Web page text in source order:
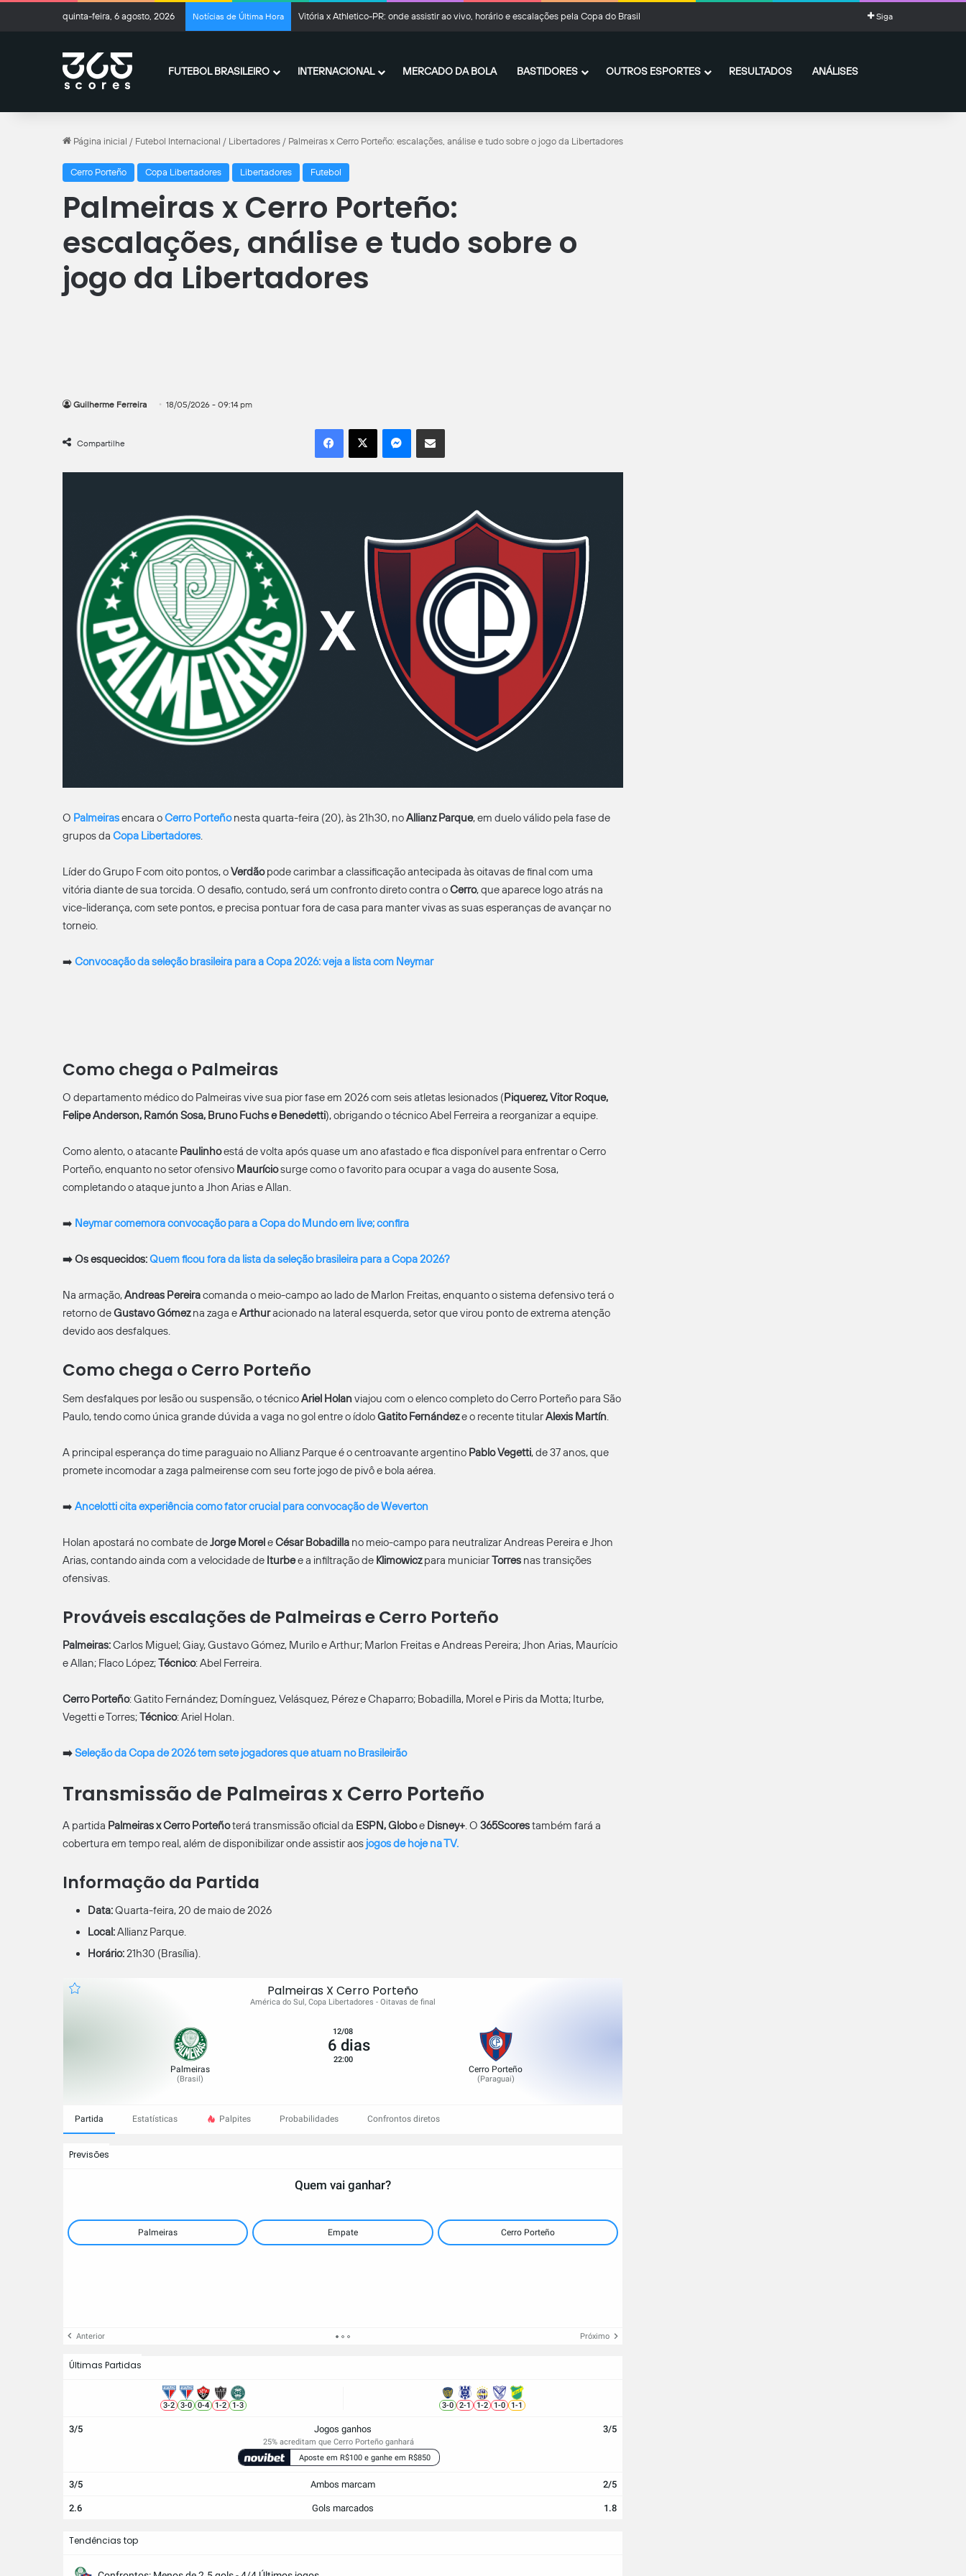
quinta-feira, 6 agosto, 2026 Notícias de Última Hora Vitória x Athletico-PR: onde assistir ao vivo, horário e escalações pela Copa do Brasil Siga
FUTEBOL BRASILEIRO INTERNACIONAL MERCADO DA BOLA BASTIDORES OUTROS ESPORTES RESULTADOS ANÁLISES
Página inicial / Futebol Internacional / Libertadores / Palmeiras x Cerro Porteño: escalações, análise e tudo sobre o jogo da Libertadores
Cerro Porteño Copa Libertadores Libertadores Futebol
Palmeiras x Cerro Porteño:
escalações, análise e tudo sobre o
jogo da Libertadores
Guilherme Ferreira 18/05/2026 - 09:14 pm
Compartilhe
Facebook
X MessengerCompartilhar por e-mail
O Palmeirasencara oCerro Porteño nesta quarta-feira (20), às 21h30, noAllianz Parque, em duelo válido pela fase de
grupos da Copa Libertadores.
Líder do Grupo F com oito pontos, oVerdãopode carimbar a classificação antecipada às oitavas de final com uma
vitória diante de sua torcida. O desafio, contudo, será um confronto direto contra oCerro, que aparece logo atrás na
vice-liderança, com sete pontos, e precisa pontuar fora de casa para manter vivas as suas esperanças de avançar no
torneio.
➡️ Convocação da seleção brasileira para a Copa 2026: veja a lista com Neymar
Como chega o Palmeiras
O departamento médico do Palmeiras vive sua pior fase em 2026 com seis atletas lesionados (Piquerez, Vitor Roque,
Felipe Anderson, Ramón Sosa, Bruno Fuchs e Benedetti), obrigando o técnico Abel Ferreira a reorganizar a equipe.
Como alento, o atacante Paulinhoestá de volta após quase um ano afastado e fica disponível para enfrentar o Cerro
Porteño, enquanto no setor ofensivo Mauríciosurge como o favorito para ocupar a vaga do ausente Sosa,
completando o ataque junto a Jhon Arias e Allan.
➡️ Neymar comemora convocação para a Copa do Mundo em live; confira
➡️Os esquecidos:Quem ficou fora da lista da seleção brasileira para a Copa 2026?
Na armação,Andreas Pereiracomanda o meio-campo ao lado de Marlon Freitas, enquanto o sistema defensivo terá o
retorno deGustavo Gómezna zaga eArthuracionado na lateral esquerda, setor que virou ponto de extrema atenção
devido aos desfalques.
Como chega o Cerro Porteño
Sem desfalques por lesão ou suspensão, o técnicoAriel Holanviajou com o elenco completo do Cerro Porteño para São
Paulo, tendo como única grande dúvida a vaga no gol entre o ídoloGatito Fernándeze o recente titularAlexis Martín.
A principal esperança do time paraguaio no Allianz Parque é o centroavante argentino PabloVegetti, de 37 anos, que
promete incomodar a zaga palmeirense com seu forte jogo de pivô e bola aérea.
➡️ Ancelotti cita experiência como fator crucial para convocação de Weverton
Holan apostará no combate deJorge MoreleCésar Bobadilla no meio-campo para neutralizar Andreas Pereira e Jhon
Arias, contando ainda com a velocidade de Iturbee a infiltração de Klimowiczpara municiarTorres nas transições
ofensivas.
Prováveis escalações de Palmeiras e Cerro Porteño
Palmeiras:Carlos Miguel; Giay, Gustavo Gómez, Murilo e Arthur; Marlon Freitas e Andreas Pereira; Jhon Arias, Maurício
e Allan; Flaco López;Técnico: Abel Ferreira.
Cerro Porteño: Gatito Fernández; Domínguez, Velásquez, Pérez e Chaparro; Bobadilla, Morel e Piris da Motta; Iturbe,
Vegetti e Torres;Técnico: Ariel Holan.
➡️Seleção da Copa de 2026 tem sete jogadores que atuam no Brasileirão
Transmissão de Palmeiras x Cerro Porteño
A partida Palmeiras x Cerro Porteñoterá transmissão oficial da ESPN, Globoe Disney+. O 365Scorestambém fará a
cobertura em tempo real, além de disponibilizar onde assistir aos jogos de hoje na TV.
Informação da Partida
Data:Quarta-feira, 20 de maio de 2026
Local:Allianz Parque.
Horário:21h30 (Brasília).
Palmeiras X Cerro Porteño
América do Sul, Copa Libertadores - Oitavas de final
Palmeiras
(Brasil )
12/08
6 dias
22:00
Cerro Porteño
(Paraguai)
Partida Estatísticas Palpites Probabilidades Confrontos diretos
Previsões
Quem vai ganhar?
Palmeiras Empate Cerro Porteño
Anterior Próximo
Últimas Partidas
3-2 3-0 0-4 1-2 1-3 3-0 2-1 1-2 1-0 1-1
3/5 Jogos ganhos 3/5
25% acreditam que Cerro Porteño ganhará
Aposte em R$100 e ganhe em R$850
3/5 Ambos marcam 2/5
2.6 Gols marcados 1.8
Tendências top